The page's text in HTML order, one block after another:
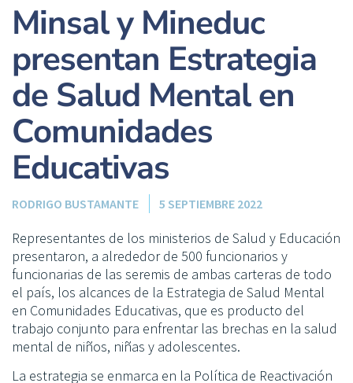
Minsal y Mineduc
presentan Estrategia
de Salud Mental en
Comunidades
Educativas
RODRIGO BUSTAMANTE 5 SEPTIEMBRE 2022
Representantes de los ministerios de Salud y Educación
presentaron, a alrededor de 500 funcionarios y
funcionarias de las seremis de ambas carteras de todo
el país, los alcances de la Estrategia de Salud Mental
en Comunidades Educativas, que es producto del
trabajo conjunto para enfrentar las brechas en la salud
mental de niños, niñas y adolescentes.
La estrategia se enmarca en la Política de Reactivación